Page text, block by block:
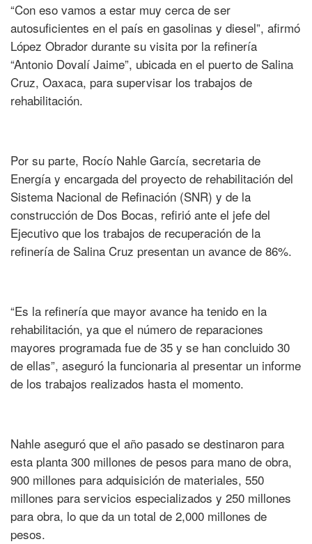
“Con eso vamos a estar muy cerca de ser
autosuficientes en el país en gasolinas y diesel”, afirmó
López Obrador durante su visita por la refinería
“Antonio Dovalí Jaime”, ubicada en el puerto de Salina
Cruz, Oaxaca, para supervisar los trabajos de
rehabilitación.
Por su parte, Rocío Nahle García, secretaria de
Energía y encargada del proyecto de rehabilitación del
Sistema Nacional de Refinación (SNR) y de la
construcción de Dos Bocas, refirió ante el jefe del
Ejecutivo que los trabajos de recuperación de la
refinería de Salina Cruz presentan un avance de 86%.
“Es la refinería que mayor avance ha tenido en la
rehabilitación, ya que el número de reparaciones
mayores programada fue de 35 y se han concluido 30
de ellas”, aseguró la funcionaria al presentar un informe
de los trabajos realizados hasta el momento.
Nahle aseguró que el año pasado se destinaron para
esta planta 300 millones de pesos para mano de obra,
900 millones para adquisición de materiales, 550
millones para servicios especializados y 250 millones
para obra, lo que da un total de 2,000 millones de
pesos.